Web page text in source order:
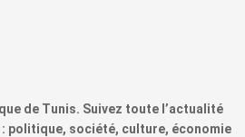
de Tunis. Suivez toute l’actualité
: politique, société, culture, économie